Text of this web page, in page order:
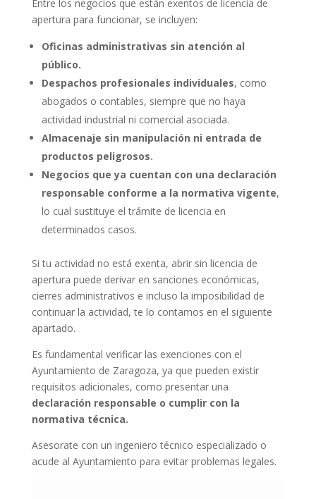
Entre los negocios que están exentos de licencia de
apertura para funcionar, se incluyen:
Oficinas administrativas sin atención al
público.
Despachos profesionales individuales, como
abogados o contables, siempre que no haya
actividad industrial ni comercial asociada.
Almacenaje sin manipulación ni entrada de
productos peligrosos.
Negocios que ya cuentan con una declaración
responsable conforme a la normativa vigente,
lo cual sustituye el trámite de licencia en
determinados casos.
Si tu actividad no está exenta, abrir sin licencia de
apertura puede derivar en sanciones económicas,
cierres administrativos e incluso la imposibilidad de
continuar la actividad, te lo contamos en el siguiente
apartado.
Es fundamental verificar las exenciones con el
Ayuntamiento de Zaragoza, ya que pueden existir
requisitos adicionales, como presentar una
declaración responsable o cumplir con la
normativa técnica.
Asesorate con un ingeniero técnico especializado o
acude al Ayuntamiento para evitar problemas legales.